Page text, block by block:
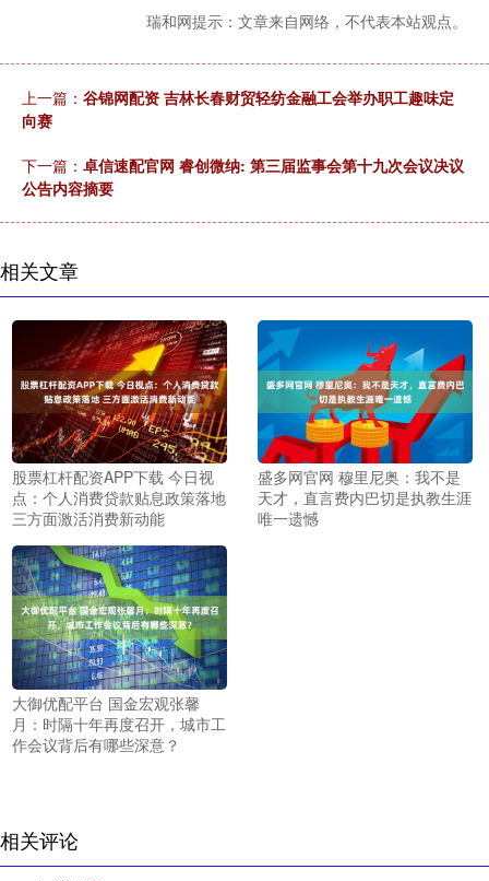
瑞和网提示：文章来自网络，不代表本站观点。
上一篇： 谷锦网配资 吉林长春财贸轻纺金融工会举办职工趣味定
向赛
下一篇： 卓信速配官网 睿创微纳: 第三届监事会第十九次会议决议
公告内容摘要
相关文章
股票杠杆配资APP下载 今日视
点：个人消费贷款贴息政策落地
三方面激活消费新动能
盛多网官网 穆里尼奥：我不是
天才，直言费内巴切是执教生涯
唯一遗憾
大御优配平台 国金宏观张馨
月：时隔十年再度召开，城市工
作会议背后有哪些深意？
相关评论